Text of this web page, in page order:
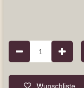
1
Wunschliste